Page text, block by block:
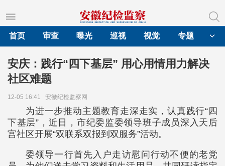
首页
审查 曝光 巡视 视觉 专题
安庆：践行“四下基层” 用心用情用力解决
社区难题
12-05 16:41 安徽纪检监察网
为进一步推动主题教育走深走实，认真践行“四
下基层”，近日，市纪委监委领导班子成员深入天后
宫社区开展“双联系双报到双服务”活动。
委领导一行首先入户走访慰问行动不便的老党